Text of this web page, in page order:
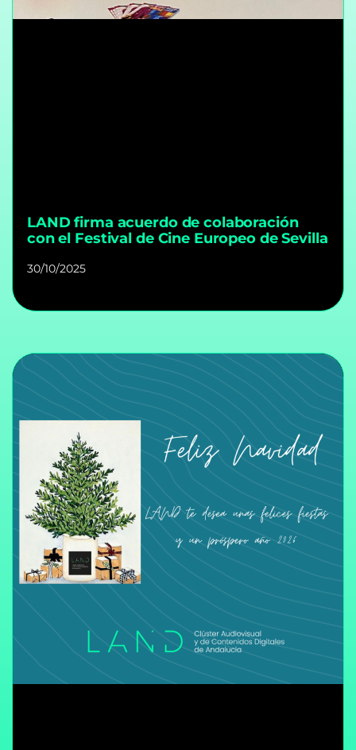
LAND firma acuerdo de colaboración
con el Festival de Cine Europeo de Sevilla
30/10/2025